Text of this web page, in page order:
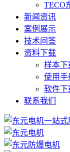
TECO
新闻资讯
案例展示
技术问答
资料下载
样本下
使用手
软件下
联系我们